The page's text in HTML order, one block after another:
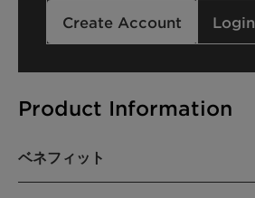
Product Information
ベネフィット
Create Account Login